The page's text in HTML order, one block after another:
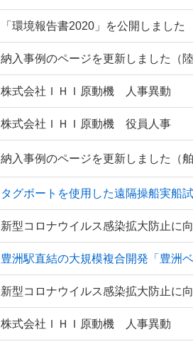
「環境報告書2020」を公開しました
納入事例のページを更新しました（
株式会社ＩＨＩ原動機 人事異動
株式会社ＩＨＩ原動機 役員人事
納入事例のページを更新しました（
タグボートを使用した遠隔操船実船
新型コロナウイルス感染拡大防止に
豊洲駅直結の大規模複合開発「豊洲
新型コロナウイルス感染拡大防止に
株式会社ＩＨＩ原動機 人事異動